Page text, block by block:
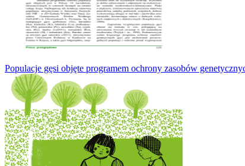
Populacje gęsi objęte programem ochrony zasobów